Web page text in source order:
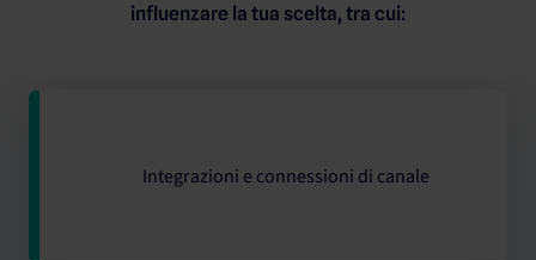
influenzare la tua scelta, tra cui:
Integrazioni e connessioni di canale